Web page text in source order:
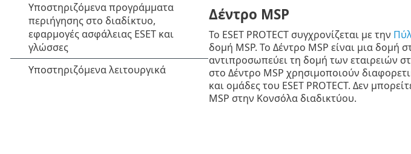
Δέντρο MSP
Το ESET PROTECT συγχρονίζεται με την
δομή MSP. Το Δέντρο MSP είναι μια δομή
αντιπροσωπεύει τη δομή των εταιρειών
στο Δέντρο MSP χρησιμοποιούν
και ομάδες του ESET PROTECT. Δεν
MSP στην Κονσόλα διαδικτύου.